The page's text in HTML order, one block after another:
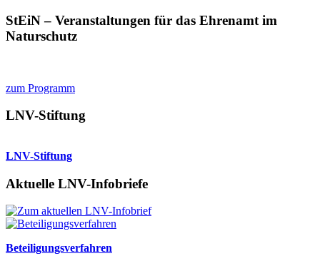
StEiN – Veranstaltungen für das Ehrenamt im
Naturschutz
zum Programm
LNV-Stiftung
LNV-Stiftung
Aktuelle LNV-Infobriefe
Beteiligungsverfahren